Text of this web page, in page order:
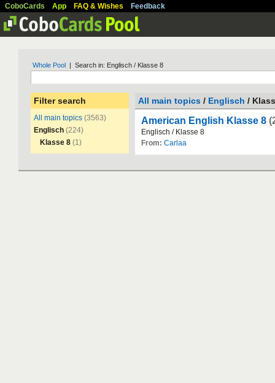
CoboCards App FAQ & Wishes Feedback
Whole Pool | Search in: Englisch / Klasse 8
Filter search
All main topics (3563)
Englisch (224)
Klasse 8 (1)
All main topics / Englisch /
American English Klasse 8
Englisch / Klasse 8
From: Carlaa